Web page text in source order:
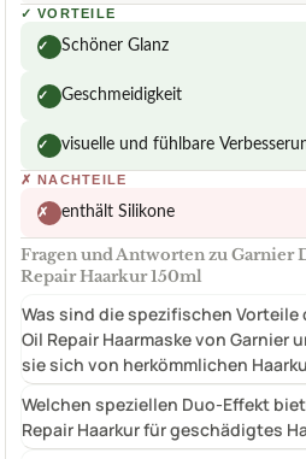
✓ VORTEILE
✓ Schöner Glanz
✓ Geschmeidigkeit
✓ visuelle und fühlbare
✗ NACHTEILE
✗ enthält Silikone
Fragen und Antworten zu Garnier
Repair Haarkur 150ml
Was sind die spezifischen Vorteile
Oil Repair Haarmaske von Garnier
sie sich von herkömmlichen
Welchen speziellen Duo-Effekt
Repair Haarkur für geschädigtes